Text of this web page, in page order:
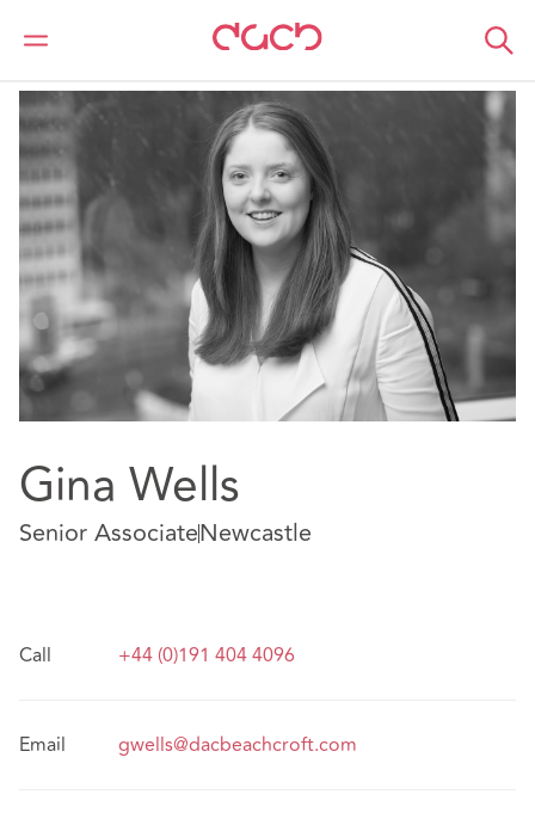
DAC Beachcroft Nuestro personal
Gina Wells
Senior AssociateNewcastle
Call +44 (0)191 404 4096
Email gwells@dacbeachcroft.com